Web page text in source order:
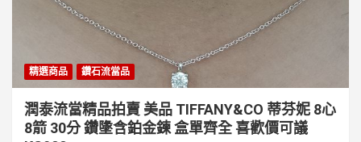
精選商品 鑽石流當品
潤泰流當精品拍賣 美品 TIFFANY&CO 蒂芬妮 8心
8箭 30分 鑽墬含鉑金鍊 盒單齊全 喜歡價可議